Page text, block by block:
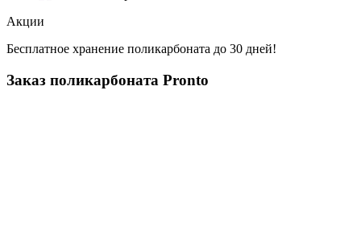
Акции
Бесплатное хранение поликарбоната до 30 дней!
Заказ поликарбоната Pronto